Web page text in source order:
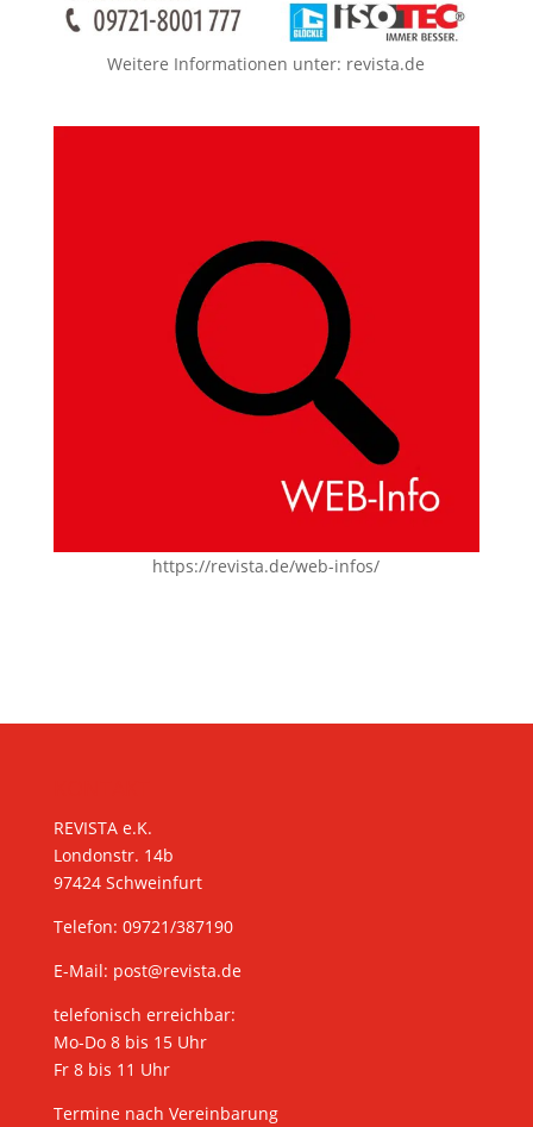
Weitere Informationen unter: revista.de
https://revista.de/web-infos/
REVISTA e.K.
Londonstr. 14b
97424 Schweinfurt
Telefon: 09721/387190
E-Mail: post@revista.de
telefonisch erreichbar:
Mo-Do 8 bis 15 Uhr
Fr 8 bis 11 Uhr
Termine nach Vereinbarung